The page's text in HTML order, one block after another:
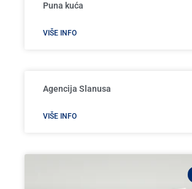
Puna kuća
VIŠE INFO
Agencija Slanusa
VIŠE INFO